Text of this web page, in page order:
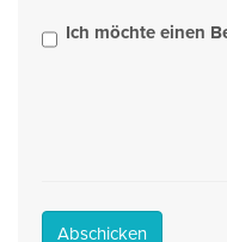
Ich möchte einen
Abschicken